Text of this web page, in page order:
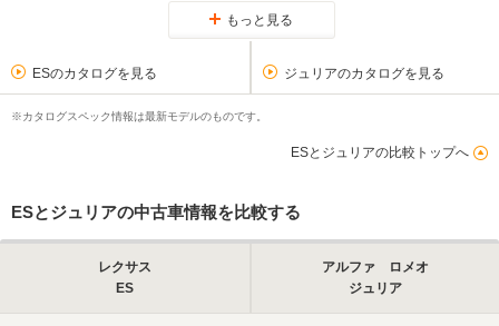
もっと見る
ESのカタログを見る ジュリアのカタログを見る
※カタログスペック情報は最新モデルのものです。
ESとジュリアの比較トップへ
ESとジュリアの中古車情報を比較する
レクサス
ES
アルファ ロメオ
ジュリア